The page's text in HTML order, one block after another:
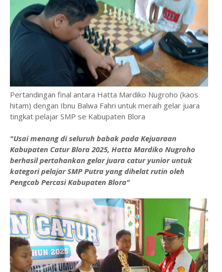
Pertandingan final antara Hatta Mardiko Nugroho (kaos
hitam) dengan Ibnu Balwa Fahri untuk meraih gelar juara
tingkat pelajar SMP se Kabupaten Blora
"Usai menang di seluruh babak pada Kejuaraan
Kabupaten Catur Blora 2025, Hatta Mardiko Nugroho
berhasil pertahankan gelar juara catur yunior untuk
kategori pelajar SMP Putra yang dihelat rutin oleh
Pengcab Percasi Kabupaten Blora"